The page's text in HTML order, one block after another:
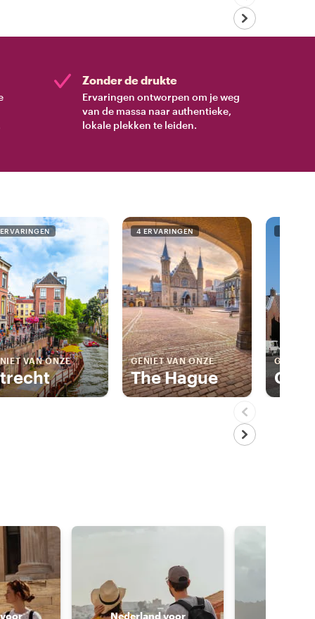
Zonder de drukte
Ervaringen ontworpen om je weg
van de massa naar authentieke,
lokale plekken te leiden.
VAN ONZE
4 ERVARINGEN
GENIET VAN ONZE
The Hague
GENIET
Nederland voor